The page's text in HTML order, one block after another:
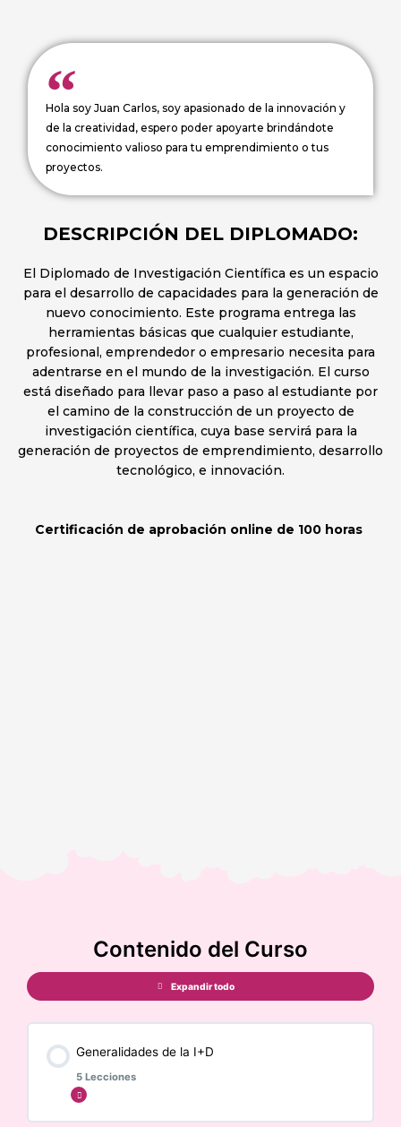
Hola soy Juan Carlos, soy apasionado de la innovación y
de la creatividad, espero poder apoyarte brindándote
conocimiento valioso para tu emprendimiento o tus
proyectos.
DESCRIPCIÓN DEL DIPLOMADO:
El Diplomado de Investigación Científica es un espacio
para el desarrollo de capacidades para la generación de
nuevo conocimiento. Este programa entrega las
herramientas básicas que cualquier estudiante,
profesional, emprendedor o empresario necesita para
adentrarse en el mundo de la investigación. El curso
está diseñado para llevar paso a paso al estudiante por
el camino de la construcción de un proyecto de
investigación científica, cuya base servirá para la
generación de proyectos de emprendimiento, desarrollo
tecnológico, e innovación.
Certificación de aprobación online de 100 horas
Contenido del Curso
Expandir todo
Generalidades de la I+D
5 Lecciones